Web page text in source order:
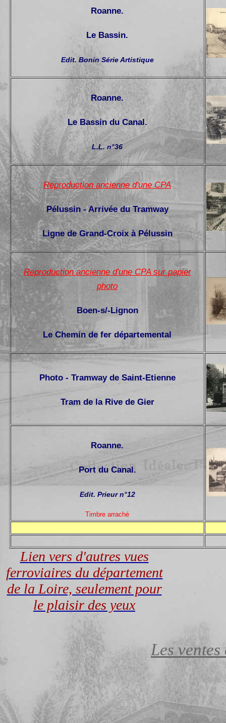
Roanne.
Le Bassin.
Edit. Bonin Série Artistique
Roanne.
Le Bassin du Canal.
L.L. n°36
Reproduction ancienne d'une CPA
Pélussin - Arrivée du Tramway
Ligne de Grand-Croix à Pélussin
Reproduction ancienne d'une CPA sur papier
photo
Boen-s/-Lignon
Le Chemin de fer départemental
Photo - Tramway de Saint-Etienne
Tram de la Rive de Gier
Roanne.
Port du Canal.
Edit. Prieur n°12
Timbre arraché
Lien vers d'autres vues
ferroviaires du département
de la Loire, seulement pour
le plaisir des yeux
Les